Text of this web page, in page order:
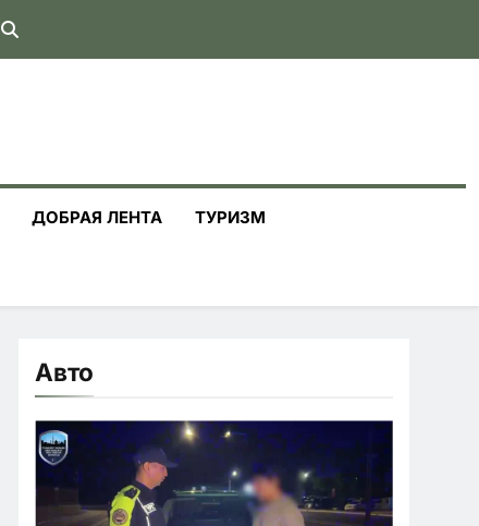
ДОБРАЯ ЛЕНТА ТУРИЗМ
Авто